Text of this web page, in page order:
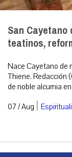
San Cayetano
teatinos,
Nace Cayetano de
Thiene. Redacción
de noble alcurnia en
07 / Aug |